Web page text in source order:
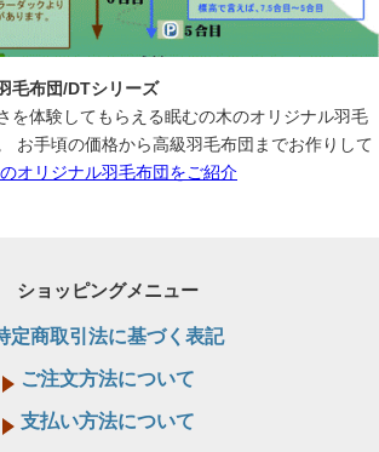
毛布団/DTシリーズ
を体験してもらえる眠むの木のオリジナル羽毛
お手頃の価格から高級羽毛布団までお作りして
オリジナル羽毛布団をご紹介
ショッピングメニュー
定商取引法に基づく表記
ご注文方法について
支払い方法について